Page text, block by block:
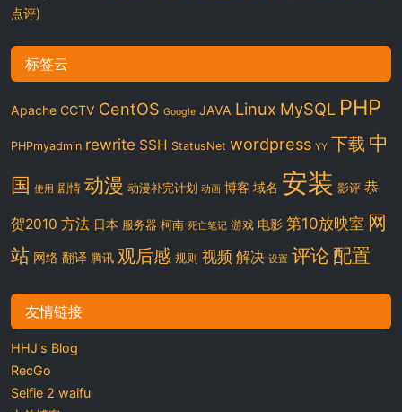
点评)
标签云
Apache CCTV CentOS Google JAVA Linux MySQL PHP
PHPmyadmin rewrite SSH StatusNet wordpress YY 下载 中
国 使用 剧情 动漫 动漫补完计划 动画 博客 域名 安装 影评 恭
贺2010 方法 日本 服务器 柯南 死亡笔记 游戏 电影 第10放映室 网
站 网络 翻译 腾讯 观后感 规则 视频 解决 设置 评论 配置
友情链接
HHJ's Blog
RecGo
Selfie 2 waifu